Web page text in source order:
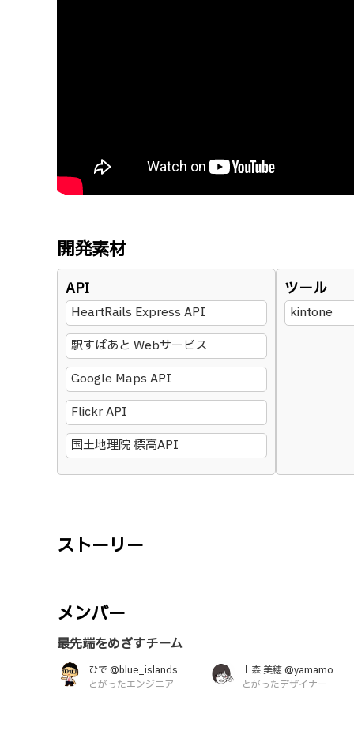
開発素材
API
HeartRails Express API
駅すぱあと Webサービス
Google Maps API
Flickr API
国土地理院 標高API
ツール
kintone
ストーリー
メンバー
最先端をめざすチーム
ひで @blue_islands
とがったエンジニア
山森 美穂 @yamamo
とがったデザイナー